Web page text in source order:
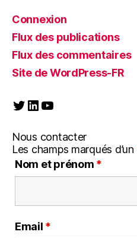
Connexion
Flux des publications
Flux des commentaires
Site de WordPress-FR
Twitter
LinkedIn
YouTube
Nous contacter
Les champs marqués d’un
Nom et prénom *
Email *